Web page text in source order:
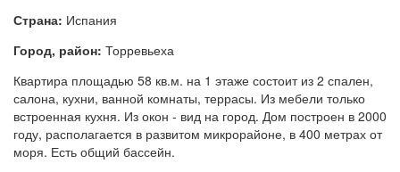
Страна: Испания
Город, район: Торревьеха
Квартира площадью 58 кв.м. на 1 этаже состоит из 2 спален,
салона, кухни, ванной комнаты, террасы. Из мебели только
встроенная кухня. Из окон - вид на город. Дом построен в 2000
году, располагается в развитом микрорайоне, в 400 метрах от
моря. Есть общий бассейн.